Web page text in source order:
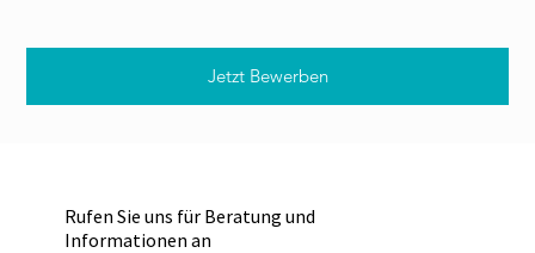
Jetzt Bewerben
Rufen Sie uns für Beratung und
Informationen an